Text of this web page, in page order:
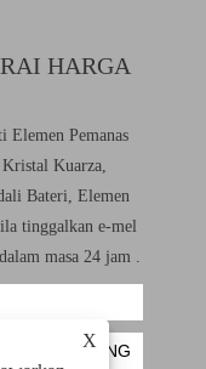
X
HARGA
Elemen Pemanas
Kuarza,
Bateri, Elemen
tinggalkan e-mel
masa 24 jam .